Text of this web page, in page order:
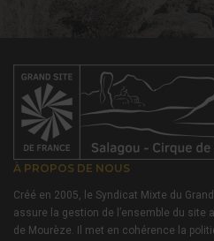
À PROPOS DE NOUS
Créé en 2005, le Syndicat Mixte du
assure la gestion de l’ensemble du site
de Mourèze. Il met en cohérence la